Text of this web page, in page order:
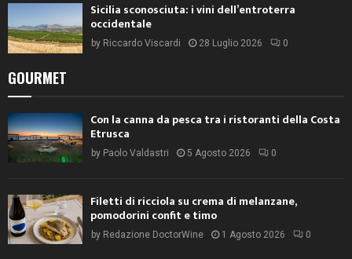
Sicilia sconosciuta: i vini dell’entroterra
occidentale
by Riccardo Viscardi 28 Luglio 2026 0
GOURMET
Con la canna da pesca tra i ristoranti della Costa
Etrusca
by Paolo Valdastri 5 Agosto 2026 0
Filetti di ricciola su crema di melanzane,
pomodorini confit e timo
by Redazione DoctorWine 1 Agosto 2026 0